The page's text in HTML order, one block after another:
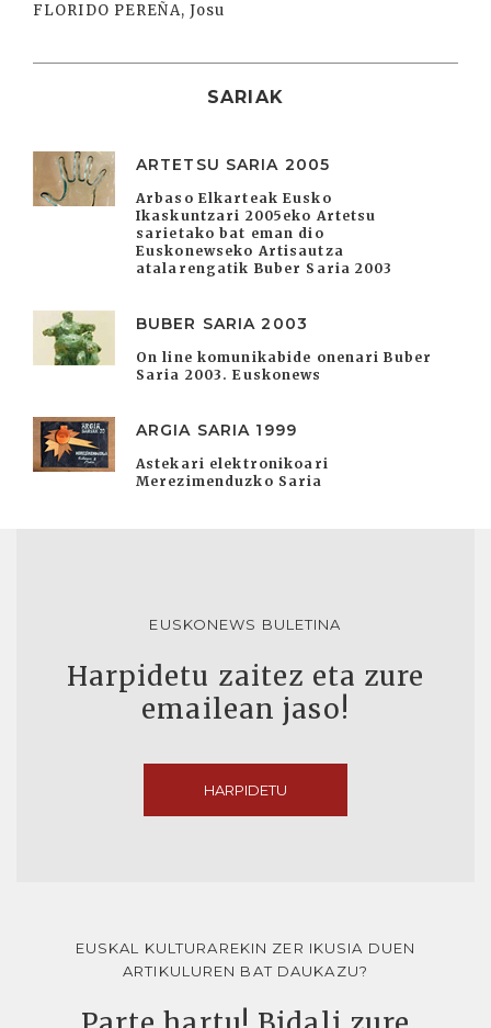
FLORIDO PEREÑA, Josu
SARIAK
ARTETSU SARIA 2005
Arbaso Elkarteak Eusko
Ikaskuntzari 2005eko Artetsu
sarietako bat eman dio
Euskonewseko Artisautza
atalarengatik Buber Saria 2003
BUBER SARIA 2003
On line komunikabide onenari Buber
Saria 2003. Euskonews
ARGIA SARIA 1999
Astekari elektronikoari
Merezimenduzko Saria
EUSKONEWS BULETINA
Harpidetu zaitez eta zure
emailean jaso!
HARPIDETU
EUSKAL KULTURAREKIN ZER IKUSIA DUEN
ARTIKULUREN BAT DAUKAZU?